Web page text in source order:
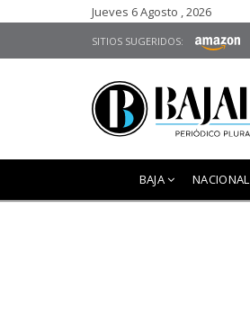
Jueves 6 Agosto , 2026
SITIOS SUGERIDOS:
BAJA NACIONAL